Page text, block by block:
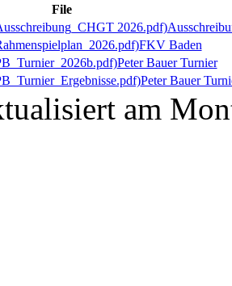
File
FKV Baden
Peter Bauer Turnier
Peter Bauer
am